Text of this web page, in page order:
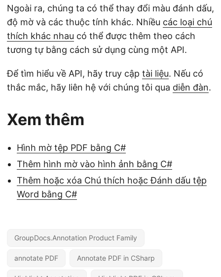
Ngoài ra, chúng ta có thể thay đổi màu đánh dấu,
độ mờ và các thuộc tính khác. Nhiều các loại chú
thích khác nhau có thể được thêm theo cách
tương tự bằng cách sử dụng cùng một API.
Để tìm hiểu về API, hãy truy cập tài liệu. Nếu có
thắc mắc, hãy liên hệ với chúng tôi qua diễn đàn.
Xem thêm
Hình mờ tệp PDF bằng C#
Thêm hình mờ vào hình ảnh bằng C#
Thêm hoặc xóa Chú thích hoặc Đánh dấu tệp
Word bằng C#
GroupDocs.Annotation Product Family
annotate PDF Annotate PDF in CSharp